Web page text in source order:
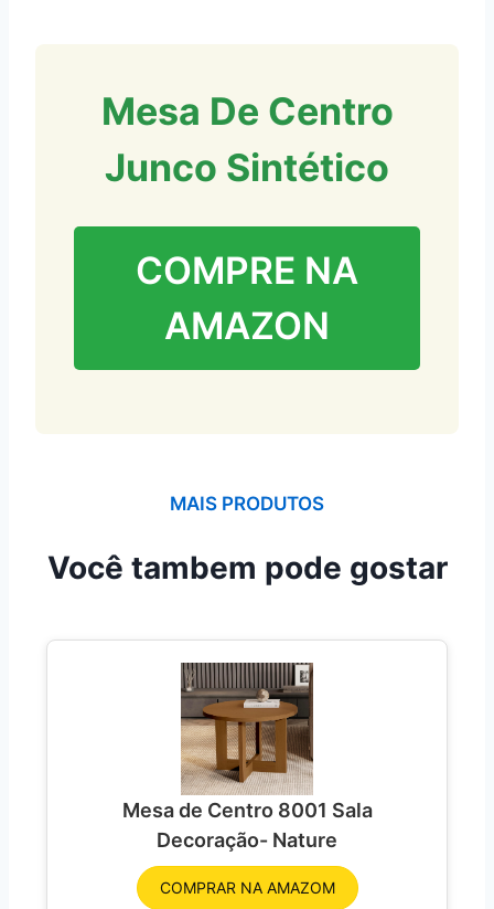
Mesa De Centro
Junco Sintético
COMPRE NA
AMAZON
MAIS PRODUTOS
Você tambem pode gostar
Mesa de Centro 8001 Sala
Decoração- Nature
COMPRAR NA AMAZOM